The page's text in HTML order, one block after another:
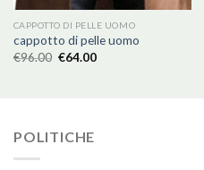
CAPPOTTO DI PELLE UOMO
cappotto di pelle uomo
€96.00 €64.00
POLITICHE